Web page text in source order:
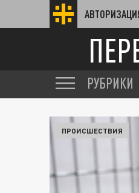
РУБРИКИ
ПРОИСШЕСТВИЯ